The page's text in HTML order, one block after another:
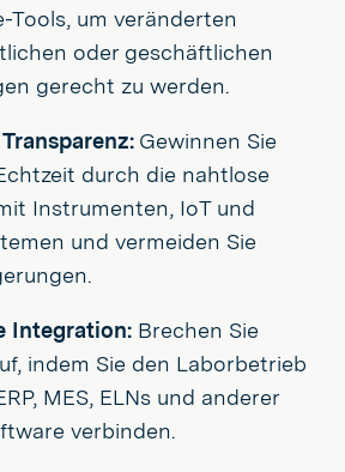
Tools, um veränderten
oder geschäftlichen
gerecht zu werden.
Gewinnen Sie
durch die nahtlose
Instrumenten, IoT und
und vermeiden Sie
Integration: Brechen Sie
indem Sie den Laborbetrieb
MES, ELNs und anderer
verbinden.